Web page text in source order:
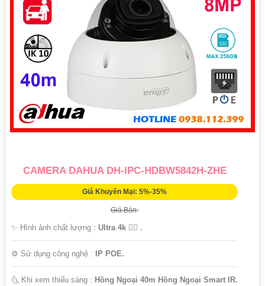
CAMERA DAHUA DH-IPC-HDBW5842H-ZHE
Giá Khuyến Mại: 5%-35%
Giá Bán:
✨ Hình ảnh chất lượng : Ultra 4k 👍🏾 .
⚙ Sử dụng công nghệ : IP POE.
🌜 Khi xem thiếu sáng : Hồng Ngoại 40m Hồng Ngoại Smart IR.